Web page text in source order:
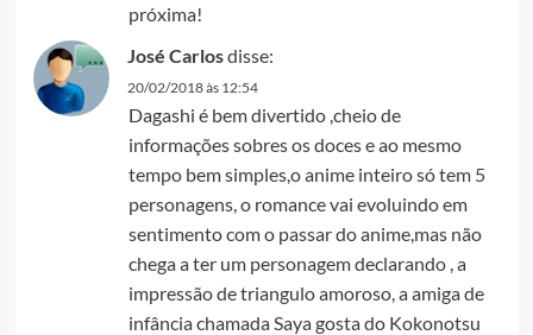
próxima!
José Carlosdisse:
20/02/2018 às 12:54
Dagashi é bem divertido ,cheio de
informações sobres os doces e ao mesmo
tempo bem simples,o anime inteiro só tem 5
personagens, o romance vai evoluindo em
sentimento com o passar do anime,mas não
chega a ter um personagem declarando , a
impressão de triangulo amoroso, a amiga de
infância chamada Saya gosta do Kokonotsu